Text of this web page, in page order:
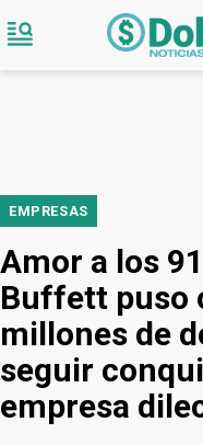
EMPRESAS
Amor a los
Buffett puso
millones de
seguir
empresa